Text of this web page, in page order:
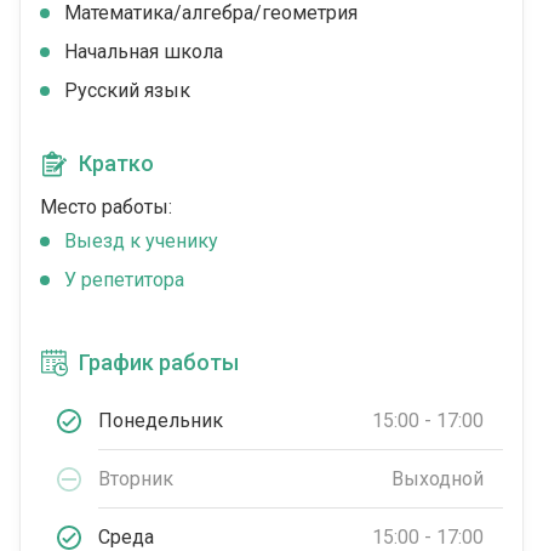
Математика/алгебра/геометрия
Начальная школа
Русский язык
Кратко
Место работы:
Выезд к ученику
У репетитора
График работы
Понедельник 15:00 - 17:00
Вторник Выходной
Среда 15:00 - 17:00